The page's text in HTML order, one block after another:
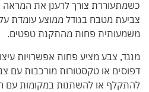
כשמתעוררת צורך לרענן את
משמעותית פחות מהתקנת טפטים.
מנגד, צבע מציע פחות אפשרויות
דפוסים או טקסטורות מורכבות עם
להתקלף או להשתנות במקומות עם